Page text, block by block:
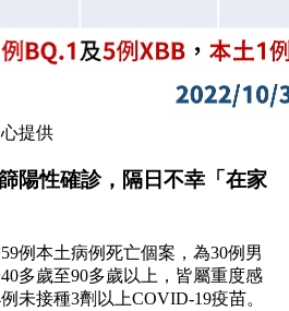
提供
陽性確診，隔日不幸「在家
例本土病例死亡個案，為30例男
多歲至90多歲以上，皆屬重度感
未接種3劑以上COVID-19疫苗。